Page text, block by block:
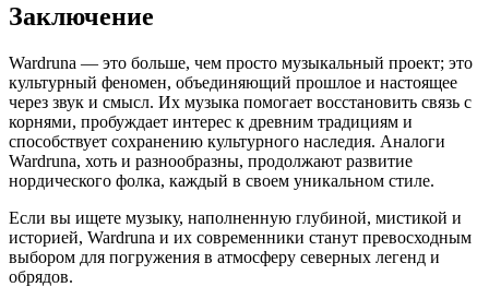
Заключение
Wardruna — это больше, чем просто музыкальный проект; это
культурный феномен, объединяющий прошлое и настоящее
через звук и смысл. Их музыка помогает восстановить связь с
корнями, пробуждает интерес к древним традициям и
способствует сохранению культурного наследия. Аналоги
Wardruna, хоть и разнообразны, продолжают развитие
нордического фолка, каждый в своем уникальном стиле.
Если вы ищете музыку, наполненную глубиной, мистикой и
историей, Wardruna и их современники станут превосходным
выбором для погружения в атмосферу северных легенд и
обрядов.